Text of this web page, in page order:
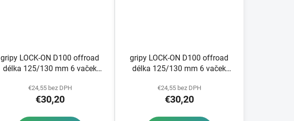
gripy LOCK-ON D100 offroad
délka 125/130 mm 6 vaček
€24,55 bez DPH
€30,20
gripy LOCK-ON D100 offroad
délka 125/130 mm 6 vaček
€24,55 bez DPH
€30,20